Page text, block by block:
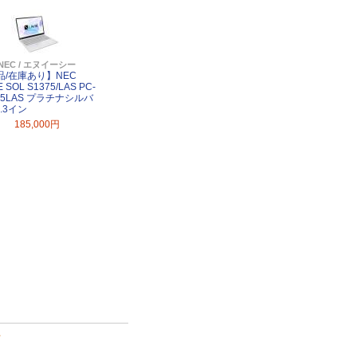
/ エヌイーシー
/在庫あり】NEC
SOL S1375/LAS PC-
プラチナシルバ
イン
185,000円